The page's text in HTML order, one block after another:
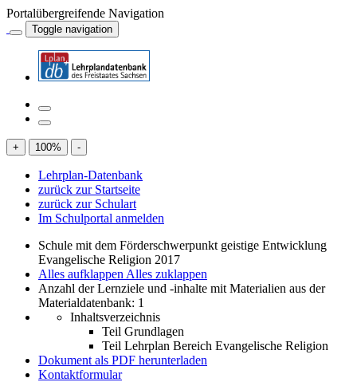
Portalübergreifende Navigation
Toggle navigation
+ 100% -
Lehrplan-Datenbank
zurück zur Startseite
zurück zur Schulart
Im Schulportal anmelden
Schule mit dem Förderschwerpunkt geistige Entwicklung
Evangelische Religion 2017
Alles aufklappen Alles zuklappen
Anzahl der Lernziele und -inhalte mit Materialien aus der
Materialdatenbank: 1
Inhaltsverzeichnis
Teil Grundlagen
Teil Lehrplan Bereich Evangelische Religion
Dokument als PDF herunterladen
Kontaktformular